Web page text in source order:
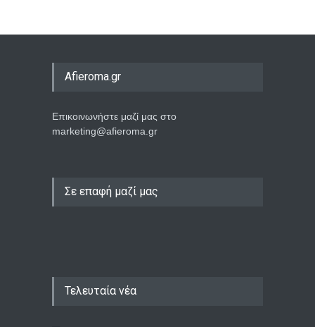
Afieroma.gr
Επικοινωνήστε μαζί μας στο
marketing@afieroma.gr
Σε επαφή μαζί μας
Τελευταία νέα